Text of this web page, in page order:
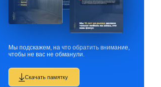
Мы подскажем, на что обратить внимание,
чтобы не вас не обманули.
Скачать памятку